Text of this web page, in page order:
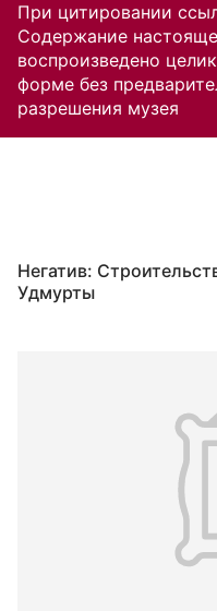
При цитировании
Содержание
воспроизведено
форме без
разрешения музея
Негатив:
Удмурты